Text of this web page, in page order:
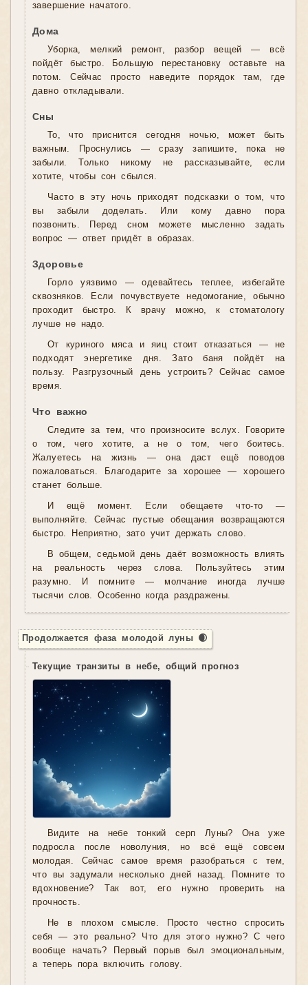
завершение начатого.
Дома
Уборка, мелкий ремонт, разбор вещей — всё
пойдёт быстро. Большую перестановку оставьте на
потом. Сейчас просто наведите порядок там, где
давно откладывали.
Сны
То, что приснится сегодня ночью, может быть
важным. Проснулись — сразу запишите, пока не
забыли. Только никому не рассказывайте, если
хотите, чтобы сон сбылся.
Часто в эту ночь приходят подсказки о том, что
вы забыли доделать. Или кому давно пора
позвонить. Перед сном можете мысленно задать
вопрос — ответ придёт в образах.
Здоровье
Горло уязвимо — одевайтесь теплее, избегайте
сквозняков. Если почувствуете недомогание, обычно
проходит быстро. К врачу можно, к стоматологу
лучше не надо.
От куриного мяса и яиц стоит отказаться — не
подходят энергетике дня. Зато баня пойдёт на
пользу. Разгрузочный день устроить? Сейчас самое
время.
Что важно
Следите за тем, что произносите вслух. Говорите
о том, чего хотите, а не о том, чего боитесь.
Жалуетесь на жизнь — она даст ещё поводов
пожаловаться. Благодарите за хорошее — хорошего
станет больше.
И ещё момент. Если обещаете что-то —
выполняйте. Сейчас пустые обещания возвращаются
быстро. Неприятно, зато учит держать слово.
В общем, седьмой день даёт возможность влиять
на реальность через слова. Пользуйтесь этим
разумно. И помните — молчание иногда лучше
тысячи слов. Особенно когда раздражены.
Продолжается фаза молодой луны 🌒
Текущие транзиты в небе, общий прогноз
Видите на небе тонкий серп Луны? Она уже
подросла после новолуния, но всё ещё совсем
молодая. Сейчас самое время разобраться с тем,
что вы задумали несколько дней назад. Помните то
вдохновение? Так вот, его нужно проверить на
прочность.
Не в плохом смысле. Просто честно спросить
себя — это реально? Что для этого нужно? С чего
вообще начать? Первый порыв был эмоциональным,
а теперь пора включить голову.